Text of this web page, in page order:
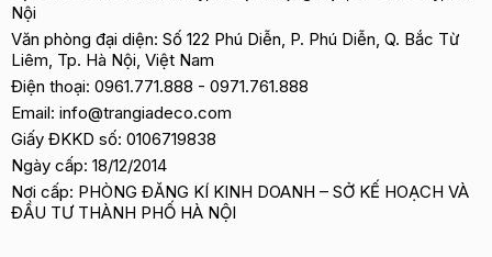
Nội
Văn phòng đại diện: Số 122 Phú Diễn, P. Phú Diễn, Q. Bắc Từ
Liêm, Tp. Hà Nội, Việt Nam
Điện thoại: 0961.771.888 - 0971.761.888
Email: info@trangiadeco.com
Giấy ĐKKD số: 0106719838
Ngày cấp: 18/12/2014
Nơi cấp: PHÒNG ĐĂNG KÍ KINH DOANH – SỞ KẾ HOẠCH VÀ
ĐẦU TƯ THÀNH PHỐ HÀ NỘI